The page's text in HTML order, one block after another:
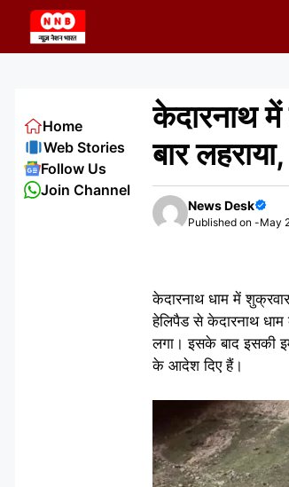
content
केदारनाथ
बार
News Desk
Published on -May
केदारनाथ धाम में
हेलिपैड से केदारनाथ
लगा। इसके बाद इसकी
के आदेश दिए हैं।
Home
Web Stories
Follow Us
Join Channel